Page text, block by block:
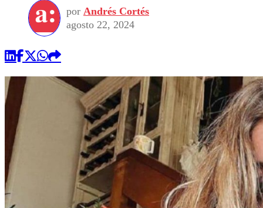
por Andrés Cortés
agosto 22, 2024